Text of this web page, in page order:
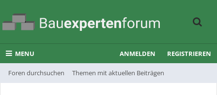
MENU
Foren durchsuchen Themen mit aktuellen Beiträgen
ANMELDEN REGISTRIEREN